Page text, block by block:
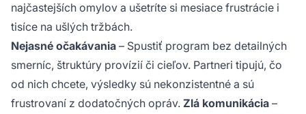
najčastejších omylov a ušetríte si mesiace frustrácie i
tisíce na ušlých tržbách.
Nejasné očakávania – Spustiť program bez detailných
smerníc, štruktúry provízií či cieľov. Partneri tipujú, čo
od nich chcete, výsledky sú nekonzistentné a sú
frustrovaní z dodatočných opráv. Zlá komunikácia –